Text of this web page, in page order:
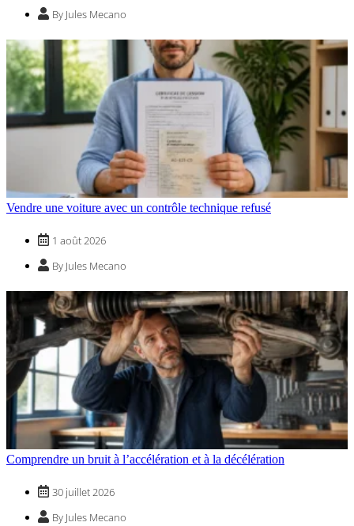
By Jules Mecano
Vendre une voiture avec un contrôle technique refusé
1 août 2026
By Jules Mecano
Comprendre un bruit à l’accélération et à la décélération
30 juillet 2026
By Jules Mecano